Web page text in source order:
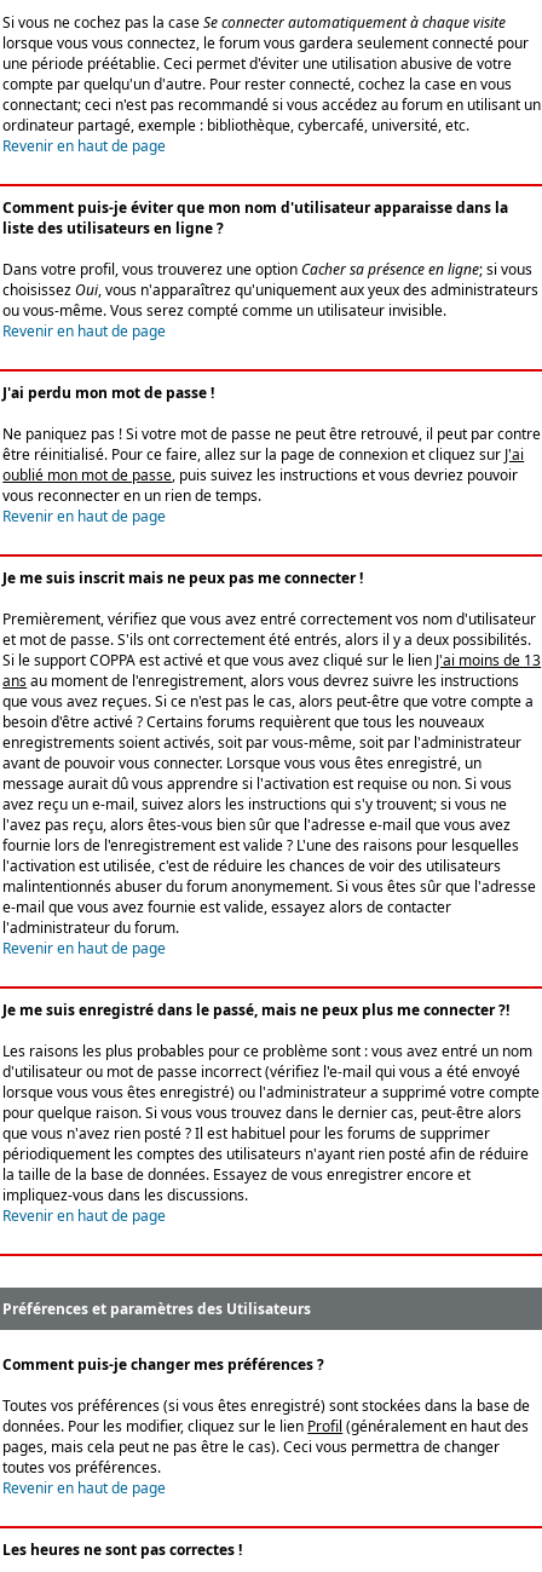
Si vous ne cochez pas la caseSe connecter automatiquement à chaque visite
lorsque vous vous connectez, le forum vous gardera seulement connecté pour
une période préétablie. Ceci permet d'éviter une utilisation abusive de votre
compte par quelqu'un d'autre. Pour rester connecté, cochez la case en vous
connectant; ceci n'est pas recommandé si vous accédez au forum en utilisant un
ordinateur partagé, exemple : bibliothèque, cybercafé, université, etc.
Revenir en haut de page
Comment puis-je éviter que mon nom d'utilisateur apparaisse dans la
liste des utilisateurs en ligne ?
Dans votre profil, vous trouverez une optionCacher sa présence en ligne; si vous
choisissezOui, vous n'apparaîtrez qu'uniquement aux yeux des administrateurs
ou vous-même. Vous serez compté comme un utilisateur invisible.
Revenir en haut de page
J'ai perdu mon mot de passe !
Ne paniquez pas ! Si votre mot de passe ne peut être retrouvé, il peut par contre
être réinitialisé. Pour ce faire, allez sur la page de connexion et cliquez sur J'ai
oublié mon mot de passe, puis suivez les instructions et vous devriez pouvoir
vous reconnecter en un rien de temps.
Revenir en haut de page
Je me suis inscrit mais ne peux pas me connecter !
Premièrement, vérifiez que vous avez entré correctement vos nom d'utilisateur
et mot de passe. S'ils ont correctement été entrés, alors il y a deux possibilités.
Si le support COPPA est activé et que vous avez cliqué sur le lien J'ai moins de 13
ansau moment de l'enregistrement, alors vous devrez suivre les instructions
que vous avez reçues. Si ce n'est pas le cas, alors peut-être que votre compte a
besoin d'être activé ? Certains forums requièrent que tous les nouveaux
enregistrements soient activés, soit par vous-même, soit par l'administrateur
avant de pouvoir vous connecter. Lorsque vous vous êtes enregistré, un
message aurait dû vous apprendre si l'activation est requise ou non. Si vous
avez reçu un e-mail, suivez alors les instructions qui s'y trouvent; si vous ne
l'avez pas reçu, alors êtes-vous bien sûr que l'adresse e-mail que vous avez
fournie lors de l'enregistrement est valide ? L'une des raisons pour lesquelles
l'activation est utilisée, c'est de réduire les chances de voir des utilisateurs
malintentionnés abuser du forum anonymement. Si vous êtes sûr que l'adresse
e-mail que vous avez fournie est valide, essayez alors de contacter
l'administrateur du forum.
Revenir en haut de page
Je me suis enregistré dans le passé, mais ne peux plus me connecter ?!
Les raisons les plus probables pour ce problème sont : vous avez entré un nom
d'utilisateur ou mot de passe incorrect (vérifiez l'e-mail qui vous a été envoyé
lorsque vous vous êtes enregistré) ou l'administrateur a supprimé votre compte
pour quelque raison. Si vous vous trouvez dans le dernier cas, peut-être alors
que vous n'avez rien posté ? Il est habituel pour les forums de supprimer
périodiquement les comptes des utilisateurs n'ayant rien posté afin de réduire
la taille de la base de données. Essayez de vous enregistrer encore et
impliquez-vous dans les discussions.
Revenir en haut de page
Préférences et paramètres des Utilisateurs
Comment puis-je changer mes préférences ?
Toutes vos préférences (si vous êtes enregistré) sont stockées dans la base de
données. Pour les modifier, cliquez sur le lien Profil (généralement en haut des
pages, mais cela peut ne pas être le cas). Ceci vous permettra de changer
toutes vos préférences.
Revenir en haut de page
Les heures ne sont pas correctes !